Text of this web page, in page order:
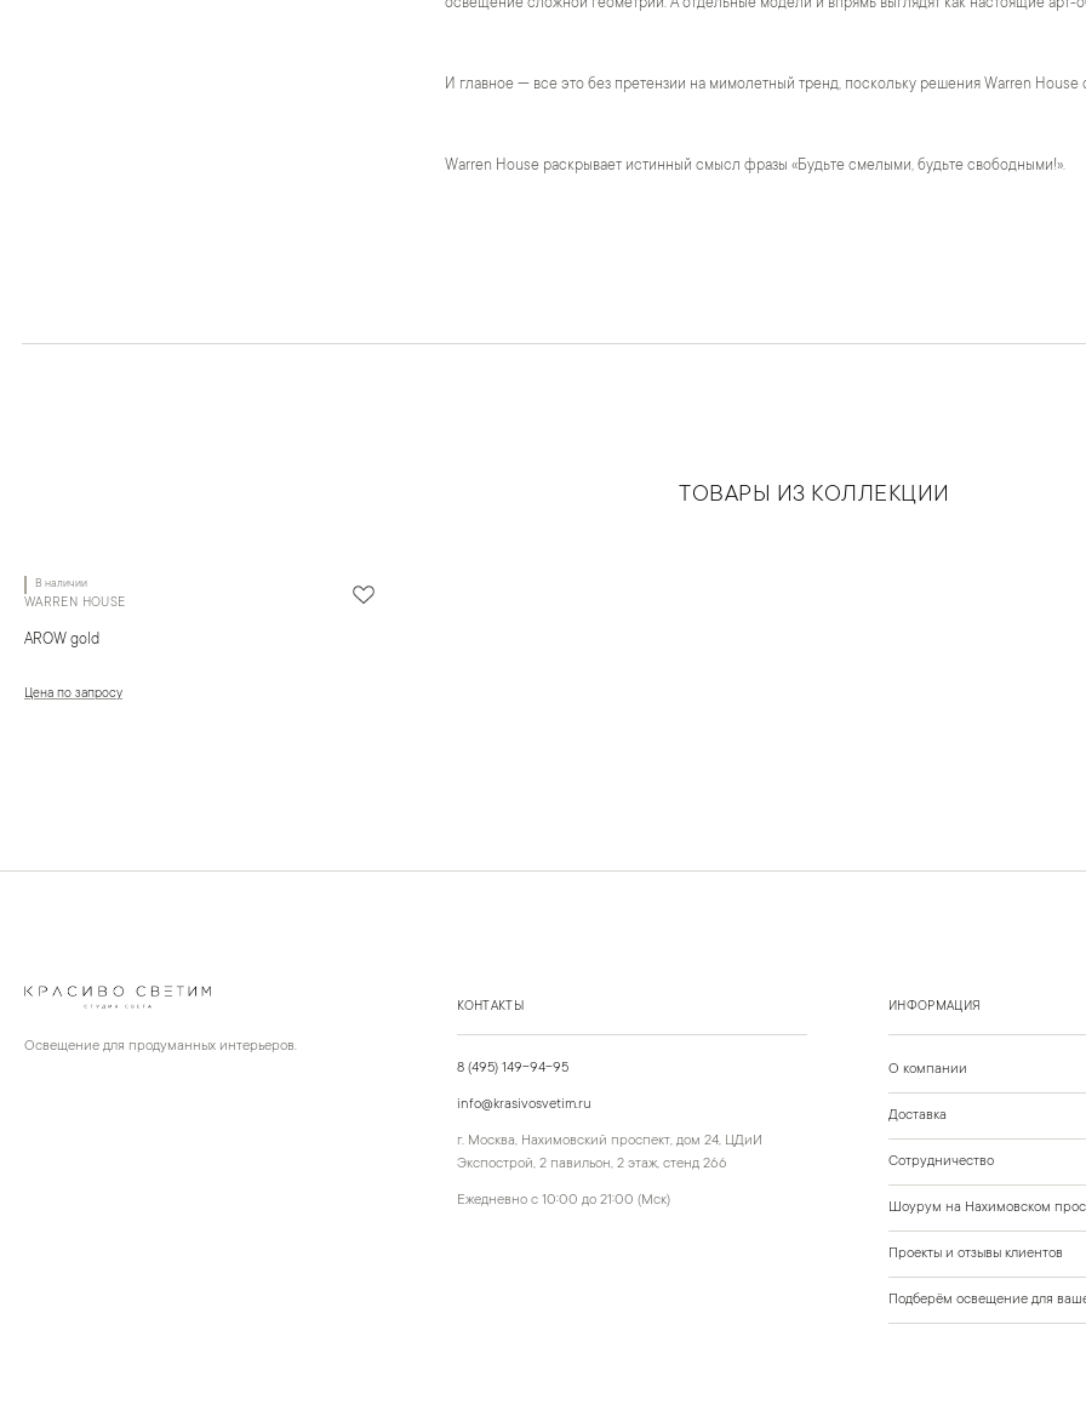
И главное — все это без претензии на мимолетный тренд, поскольку решения Warren
Warren House раскрывает истинный смысл фразы «Будьте смелыми, будьте свободными!».
ТОВАРЫ ИЗ КОЛЛЕКЦИИ
В наличии
WARREN HOUSE
AROW gold
Цена по запросу
Освещение для продуманных интерьеров.
КОНТАКТЫ
8 (495) 149-94-95
info@krasivosvetim.ru
г. Москва, Нахимовский проспект, дом 24, ЦДиИ
Экспострой, 2 павильон, 2 этаж, стенд 266
Ежедневно с 10:00 до 21:00 (Мск)
ИНФОРМАЦИЯ
О компании
Доставка
Сотрудничество
Шоурум на Нахимовском
Проекты и отзывы клиентов
Подберём освещение для